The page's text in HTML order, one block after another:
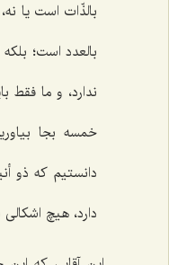
بالذّات است یا
بالعدد است؛
ندارد، و ما فقط
خمسه بجا
دانستیم که ذو
دارد، هیچ